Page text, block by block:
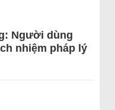
Người dùng
nhiệm pháp lý